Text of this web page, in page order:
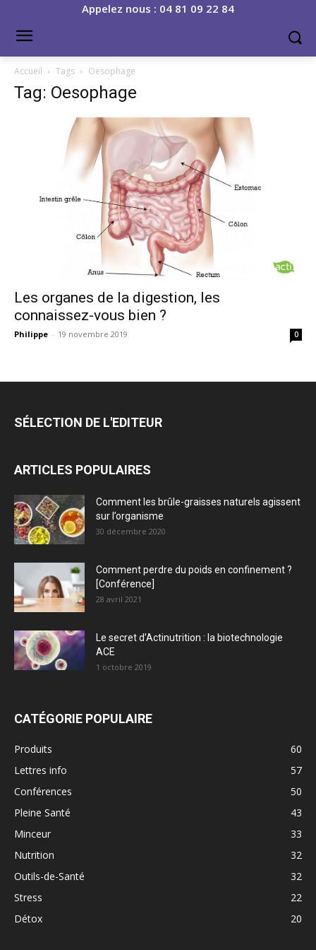
Appelez nous : 04 81 09 22 84
Accueil Tags Oesophage
Tag: Oesophage
Les organes de la digestion, les
connaissez-vous bien ?
Philippe - 19 novembre 2019 0
SÉLECTION DE L'EDITEUR
ARTICLES POPULAIRES
Comment les brûle-graisses naturels agissent
sur l’organisme
30 décembre 2020
Comment perdre du poids en confinement ?
[Conférence]
28 avril 2021
Le secret d’Actinutrition : la biotechnologie
ACE
1 octobre 2019
CATÉGORIE POPULAIRE
Produits
60
Lettres info
57
Conférences
50
Pleine Santé
43
Minceur
33
Nutrition
32
Outils-de-Santé
32
Stress
22
Détox
20